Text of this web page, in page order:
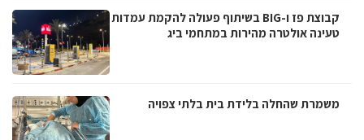
קבוצת פז ו-BIG בשיתוף פעולה להקמת עמדות
טעינה אולטרה מהירות במתחמי ביג
משמרת שהחלה בלידת בית בלתי צפויה